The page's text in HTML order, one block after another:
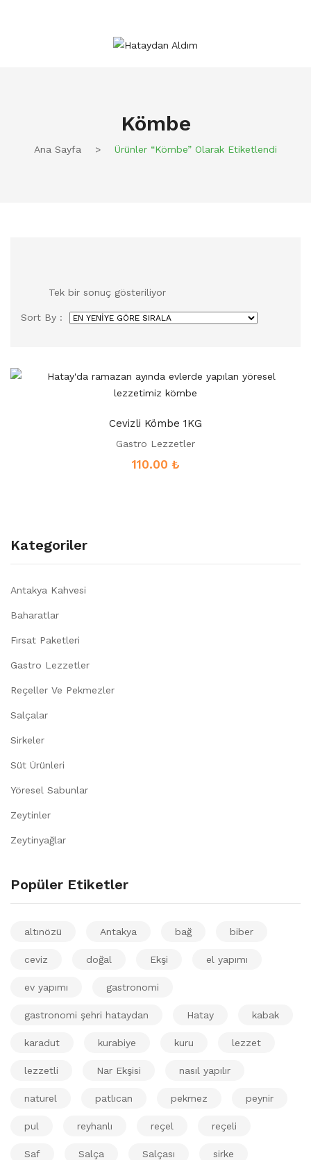
Kömbe
Ana Sayfa > Ürünler “kömbe” Olarak Etiketlendi
Tek bir sonuç gösteriliyor
Sort By :
Cevizli Kömbe 1KG
Gastro Lezzetler
110.00 ₺
Kategoriler
Antakya Kahvesi
Baharatlar
Fırsat Paketleri
Gastro Lezzetler
Reçeller Ve Pekmezler
Salçalar
Sirkeler
Süt Ürünleri
Yöresel Sabunlar
Zeytinler
Zeytinyağlar
Popüler Etiketler
altınözü Antakya bağ biber
ceviz doğal Ekşi el yapımı
ev yapımı gastronomi
gastronomi şehri hataydan Hatay kabak
karadut kurabiye kuru lezzet
lezzetli Nar Ekşisi nasıl yapılır
naturel patlıcan pekmez peynir
pul reyhanlı reçel reçeli
Saf Salça Salçası sirke